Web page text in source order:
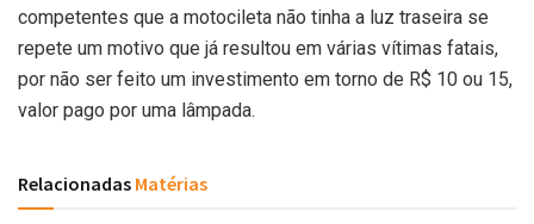
competentes que a motocileta não tinha a luz traseira se
repete um motivo que já resultou em várias vítimas fatais,
por não ser feito um investimento em torno de R$ 10 ou 15,
valor pago por uma lâmpada.
Relacionadas Matérias